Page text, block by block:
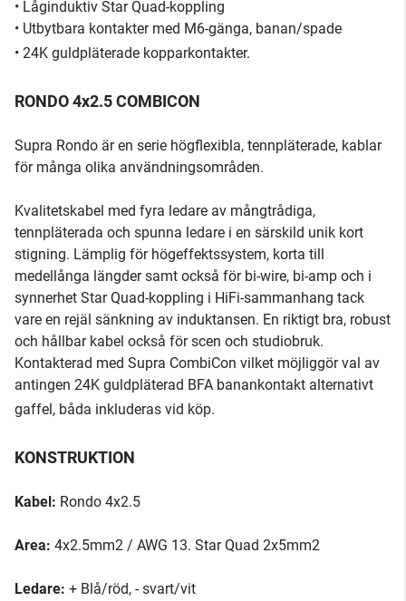
• Låginduktiv Star Quad-koppling
• Utbytbara kontakter med M6-gänga, banan/spade
• 24K guldpläterade kopparkontakter.
RONDO 4x2.5 COMBICON
Supra Rondo är en serie högflexibla, tennpläterade, kablar
för många olika användningsområden.
Kvalitetskabel med fyra ledare av mångtrådiga,
tennpläterada och spunna ledare i en särskild unik kort
stigning. Lämplig för högeffektssystem, korta till
medellånga längder samt också för bi-wire, bi-amp och i
synnerhet Star Quad-koppling i HiFi-sammanhang tack
vare en rejäl sänkning av induktansen. En riktigt bra, robust
och hållbar kabel också för scen och studiobruk.
Kontakterad med Supra CombiCon vilket möjliggör val av
antingen 24K guldpläterad BFA banankontakt alternativt
gaffel, båda inkluderas vid köp.
KONSTRUKTION
Kabel: Rondo 4x2.5
Area: 4x2.5mm2 / AWG 13. Star Quad 2x5mm2
Ledare: + Blå/röd, - svart/vit